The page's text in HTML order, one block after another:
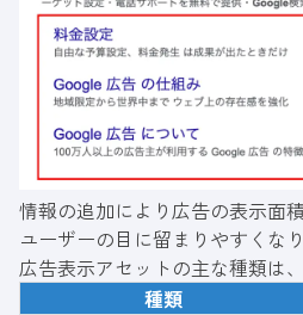
情報の追加により広告の表示面
ユーザーの目に留まりやすくなり
広告表示アセットの主な種類は
種類